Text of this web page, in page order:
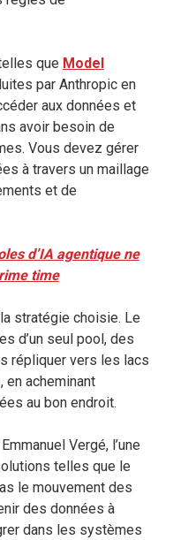
que Model
par Anthropic en
aux données et
avoir besoin de
Vous devez gérer
à travers un maillage
et de
d’IA agentique ne
time
stratégie choisie. Le
d’un seul pool, des
répliquer vers les lacs
acheminant
au bon endroit.
Vergé, l’une
telles que le
le mouvement des
des données à
dans les systèmes